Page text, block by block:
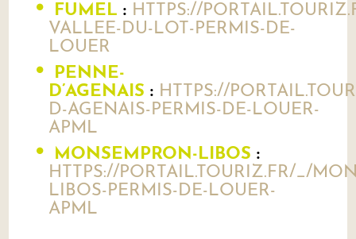
FUMEL : HTTPS://
VALLEE-DU-LOT-PERMIS-DE-
LOUER
PENNE-
D’AGENAIS : HTTPS://
D-AGENAIS-PERMIS-DE-LOUER-
APML
MONSEMPRON-LIBOS :
HTTPS://PORTAIL.TOURIZ.FR/_/
LIBOS-PERMIS-DE-LOUER-
APML